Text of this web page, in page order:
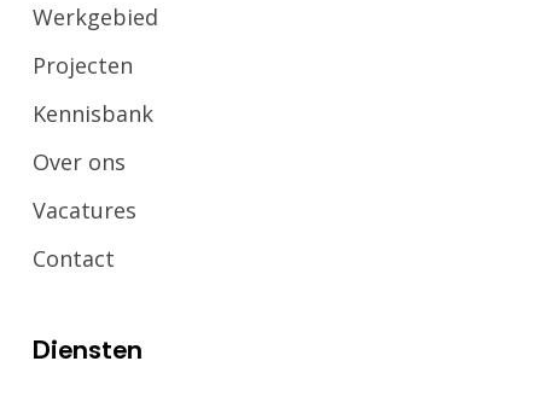
Werkgebied
Projecten
Kennisbank
Over ons
Vacatures
Contact
Diensten